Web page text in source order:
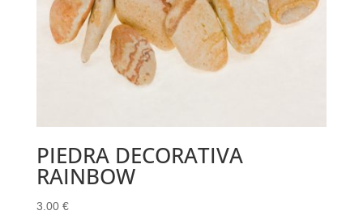
PIEDRA DECORATIVA
RAINBOW
3.00 €